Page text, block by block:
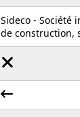
Sideco - Société
de construction,